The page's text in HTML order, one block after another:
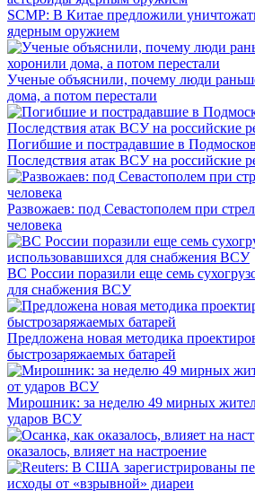
SCMP: В Китае предложили
ядерным оружием
Ученые объяснили, почему люди
дома, а потом перестали
Погибшие и пострадавшие в
Последствия атак ВСУ на российские
Развожаев: под Севастополем при
человека
ВС России поразили еще семь
для снабжения ВСУ
Предложена новая методика
быстрозаряжаемых батарей
Мирошник: за неделю 49 мирных
ударов ВСУ
оказалось, влияет на настроение